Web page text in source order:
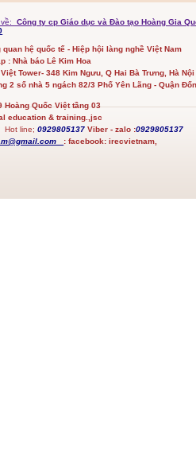
Công ty cp Giáo dục và Đào tạo Hoàng Gia
quan hệ quốc tế - Hiệp hội làng nghề Việt Nam
: Nhà báo Lê Kim Hoa
Tower- 348 Kim Ngưu, Q Hai Bà Trưng, Hà Nội
2 số nhà 5 ngách 82/3 Phố Yên Lãng - Quận
Hoàng Quốc Việt tầng 03
education & training.,jsc
Hot line; 0929805137 Viber - zalo :0929805137
:facebook: irecvietnam,